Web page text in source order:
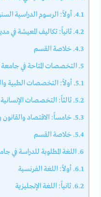
4.1. أولاً: الرسوم الدراسية السنوية (2025
4.2. ثانياً: تكاليف المعيشة في
4.3. خلاصة القسم
5. التخصصات المتاحة في
5.1. أولاً: التخصصات الطبية
5.2. ثالثاً: التخصصات
5.3. خامساً: الاقتصاد والقانون
5.4. خلاصة القسم
6. اللغة المطلوبة للدراسة في
6.1. أولاً: اللغة الفرنسية
6.2. ثانياً: اللغة الإنجليزية